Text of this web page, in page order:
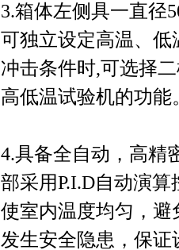
3.箱体左侧具一直径
可独立设定高温、
冲击条件时,可选择
高低温试验机的功能
4.具备全自动，高精
部采用P.I.D自动演
使室内温度均匀，
发生安全隐患，保